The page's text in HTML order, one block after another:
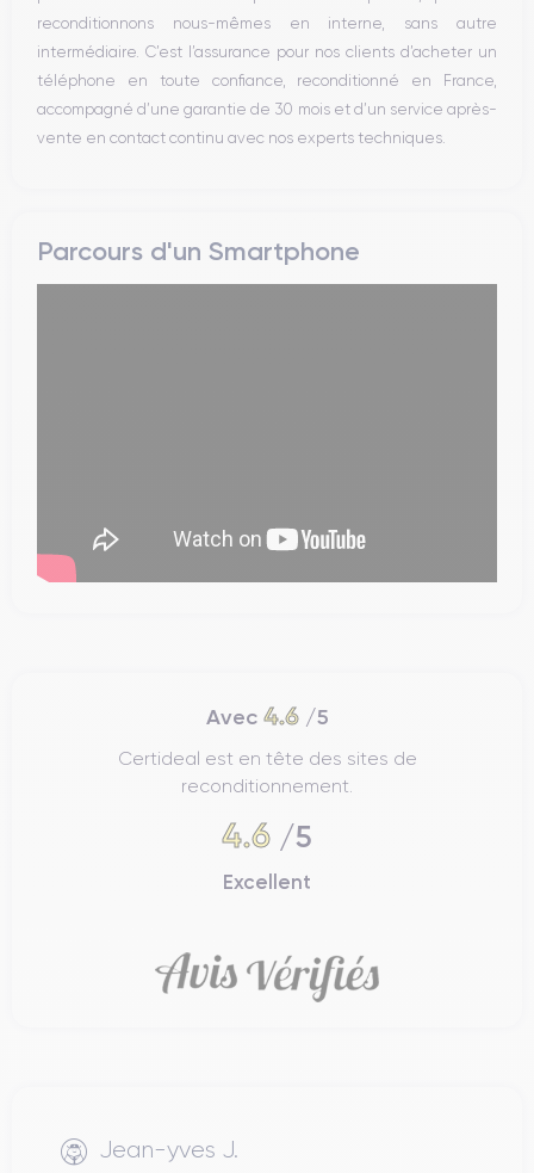
reconditionnons nous-mêmes en interne, sans autre
intermédiaire. C’est l’assurance pour nos clients d’acheter un
téléphone en toute confiance, reconditionné en France,
accompagné d’une garantie de 30 mois et d’un service après-
vente en contact continu avec nos experts techniques.
Parcours d'un Smartphone
Avec 4.6/5
Certideal est en tête des sites de
reconditionnement.
4.6 /5
Excellent
Jean-yves J.